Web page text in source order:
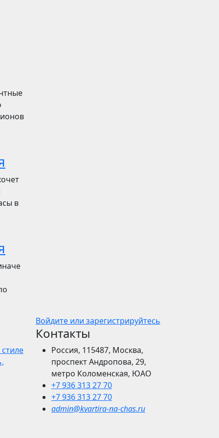
в
Войдите или зарегистрируйтесь
Контакты
Россия, 115487, Москва,
проспект Андропова, 29,
метро Коломенская, ЮАО
+7 936 313 27 70
+7 936 313 27 70
admin@kvartira-na-chas.ru